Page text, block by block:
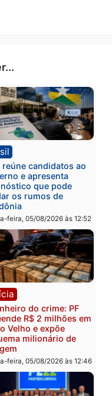
e que há margem
ganhe corpo
2026
ler...
Brasil
reúne candidatos ao
Governo e apresenta
que pode
mudar os rumos de